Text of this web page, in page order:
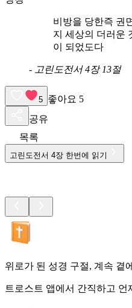
비방을 당한즉 권
지 세상의 더러운
이 되었도다
- 고린도전서 4장 13절
5 좋아요 5
공유
목록
고린도전서 4장 한번에 읽기
위로가 된 성경 구절, 계속 곁
트로스트 앱에서 간직하고 언